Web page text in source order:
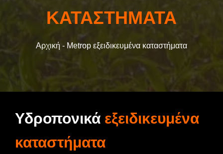
ΚΑΤΑΣΤΗΜΑTA
ΚΑΤΑΣΤΗΜΑΤΑ
Αρχική - Metrop εξειδικευμένα καταστήματα
Υδροπονικά εξειδικευμένα
καταστήματα